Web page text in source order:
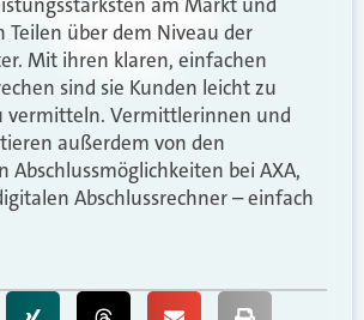
Teilen über dem Niveau der
Mit ihren klaren, einfachen
sind sie Kunden leicht zu
vermitteln. Vermittlerinnen und
außerdem von den
Abschlussmöglichkeiten bei AXA,
Abschlussrechner – einfach